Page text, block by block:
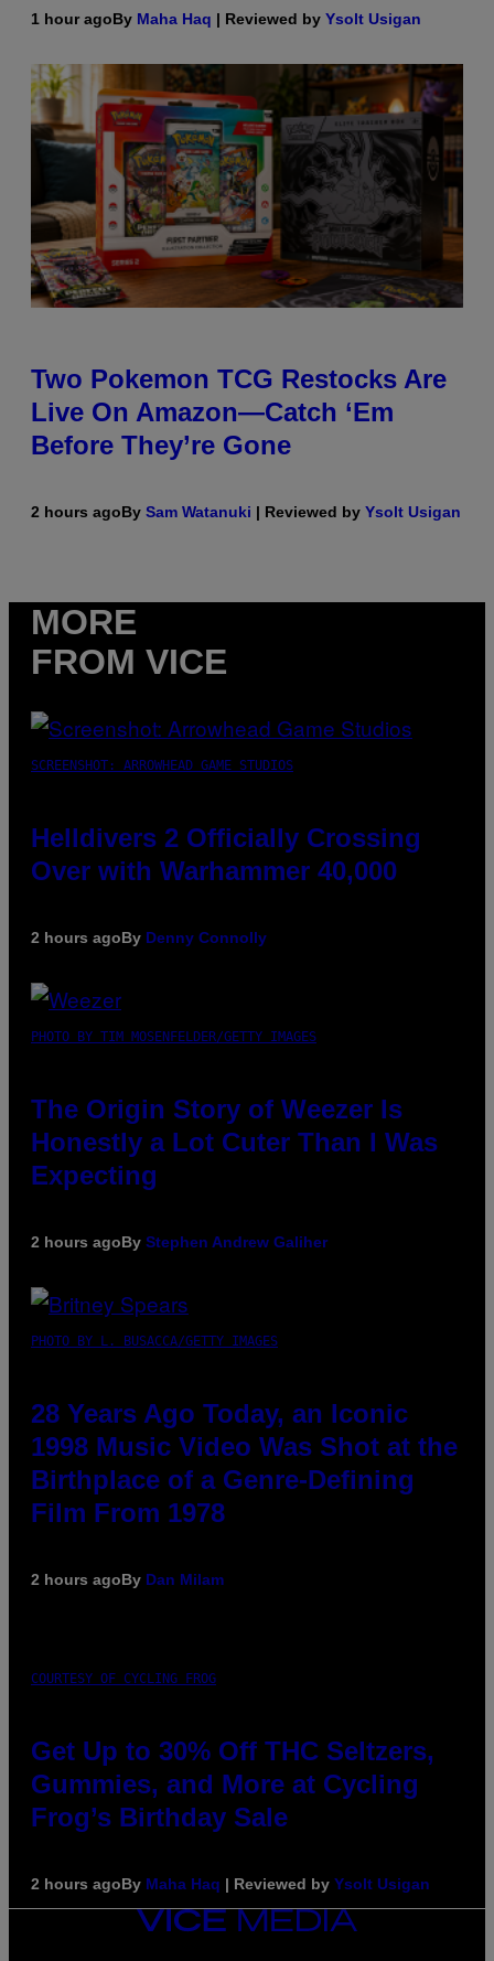
1 hour agoBy Maha Haq | Reviewed by Ysolt Usigan
Two Pokemon TCG Restocks Are
Live On Amazon—Catch ‘Em
Before They’re Gone
2 hours agoBy Sam Watanuki | Reviewed by Ysolt Usigan
MORE
FROM VICE
SCREENSHOT: ARROWHEAD GAME STUDIOS
Helldivers 2 Officially Crossing
Over with Warhammer 40,000
2 hours agoBy Denny Connolly
PHOTO BY TIM MOSENFELDER/GETTY IMAGES
The Origin Story of Weezer Is
Honestly a Lot Cuter Than I Was
Expecting
2 hours agoBy Stephen Andrew Galiher
PHOTO BY L. BUSACCA/GETTY IMAGES
28 Years Ago Today, an Iconic
1998 Music Video Was Shot at the
Birthplace of a Genre-Defining
Film From 1978
2 hours agoBy Dan Milam
COURTESY OF CYCLING FROG
Get Up to 30% Off THC Seltzers,
Gummies, and More at Cycling
Frog’s Birthday Sale
2 hours agoBy Maha Haq | Reviewed by Ysolt Usigan
VICE
MEDIA